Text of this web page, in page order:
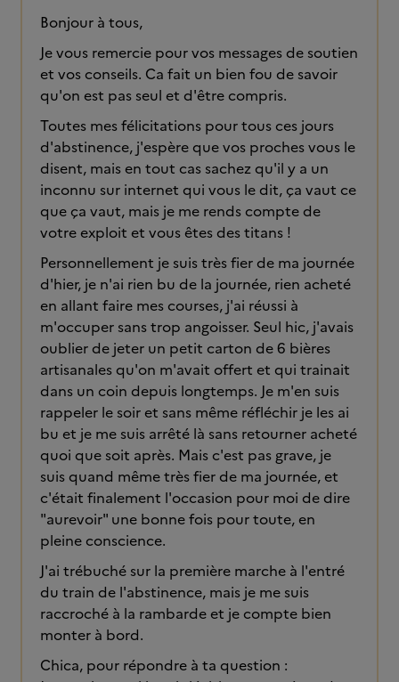
Bonjour à tous,
Je vous remercie pour vos messages de soutien
et vos conseils. Ca fait un bien fou de savoir
qu'on est pas seul et d'être compris.
Toutes mes félicitations pour tous ces jours
d'abstinence, j'espère que vos proches vous le
disent, mais en tout cas sachez qu'il y a un
inconnu sur internet qui vous le dit, ça vaut ce
que ça vaut, mais je me rends compte de
votre exploit et vous êtes des titans !
Personnellement je suis très fier de ma journée
d'hier, je n'ai rien bu de la journée, rien acheté
en allant faire mes courses, j'ai réussi à
m'occuper sans trop angoisser. Seul hic, j'avais
oublier de jeter un petit carton de 6 bières
artisanales qu'on m'avait offert et qui trainait
dans un coin depuis longtemps. Je m'en suis
rappeler le soir et sans même réfléchir je les ai
bu et je me suis arrêté là sans retourner acheté
quoi que soit après. Mais c'est pas grave, je
suis quand même très fier de ma journée, et
c'était finalement l'occasion pour moi de dire
"aurevoir" une bonne fois pour toute, en
pleine conscience.
J'ai trébuché sur la première marche à l'entré
du train de l'abstinence, mais je me suis
raccroché à la rambarde et je compte bien
monter à bord.
Chica, pour répondre à ta question :